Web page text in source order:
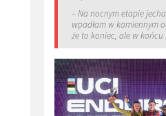
– Na nocnym etapie
wpadłam w kamiennym
że to koniec, ale w końcu